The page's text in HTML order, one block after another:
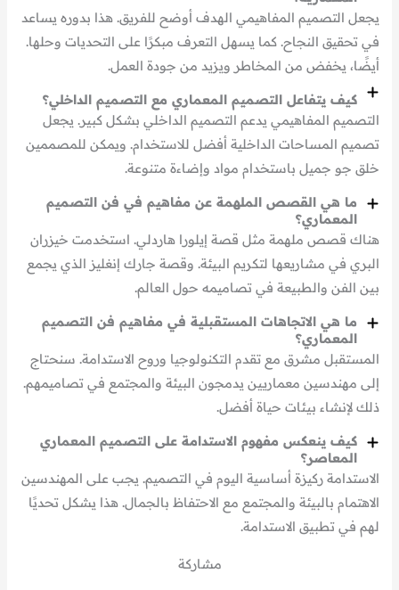
يجعل التصميم المفاهيمي الهدف أوضح للفريق. هذا بدوره يساعد
في تحقيق النجاح. كما يسهل التعرف مبكرًا على التحديات وحلها.
أيضًا، يخفض من المخاطر ويزيد من جودة العمل.
كيف يتفاعل التصميم المعماري مع التصميم الداخلي؟
التصميم المفاهيمي يدعم التصميم الداخلي بشكل كبير. يجعل
تصميم المساحات الداخلية أفضل للاستخدام. ويمكن للمصممين
خلق جو جميل باستخدام مواد وإضاءة متنوعة.
ما هي القصص الملهمة عن مفاهيم في فن التصميم
المعماري؟
هناك قصص ملهمة مثل قصة إيلورا هاردلي. استخدمت خيزران
البري في مشاريعها لتكريم البيئة. وقصة جارك إنغليز الذي يجمع
بين الفن والطبيعة في تصاميمه حول العالم.
ما هي الاتجاهات المستقبلية في مفاهيم فن التصميم
المعماري؟
المستقبل مشرق مع تقدم التكنولوجيا وروح الاستدامة. سنحتاج
إلى مهندسين معماريين يدمجون البيئة والمجتمع في تصاميمهم.
ذلك لإنشاء بيئات حياة أفضل.
كيف ينعكس مفهوم الاستدامة على التصميم المعماري
المعاصر؟
الاستدامة ركيزة أساسية اليوم في التصميم. يجب على المهندسين
الاهتمام بالبيئة والمجتمع مع الاحتفاظ بالجمال. هذا يشكل تحديًا
لهم في تطبيق الاستدامة.
مشاركة